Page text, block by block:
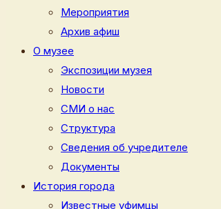
ВЕБ-Мероприятия
Архив афиш
О музее
Экспозиции музея
Новости
СМИ о нас
Структура
Сведения об учредителе
Документы
История города
Известные уфимцы